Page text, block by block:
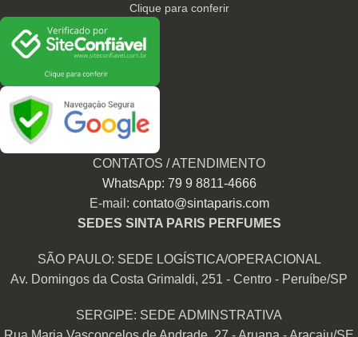
Clique para conferir
CONTATOS / ATENDIMENTO
WhatsApp: 79 9 8811-4666
E-mail: contato@sintaparis.com
SEDES SINTA PARIS PERFUMES
SÃO PAULO: SEDE LOGÍSTICA/OPERACIONAL
Av. Domingos da Costa Grimaldi, 251 - Centro - Peruíbe/SP
SERGIPE: SEDE ADMINSTRATIVA